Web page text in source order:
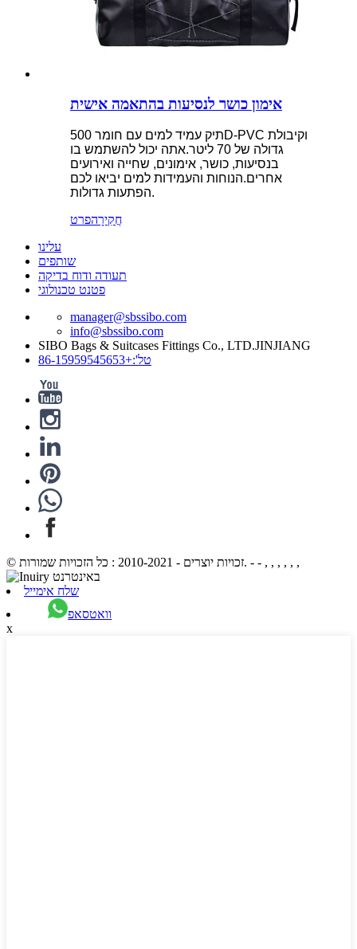
אימון כושר לנסיעות בהתאמה אישית
תיק עמיד למים עם חומר 500D-PVC וקיבולת
גדולה של 70 ליטר.אתה יכול להשתמש בו
בנסיעות, כושר, אימונים, שחייה ואירועים
אחרים.הנוחות והעמידות למים יביאו לכם
הפתעות גדולות.
חֲקִירָהפרט
עלינו
שותפים
תעודה ודוח בדיקה
פטנט טכנולוגי
manager@sbssibo.com
info@sbssibo.com
SIBO Bags & Suitcases Fittings Co., LTD.JINJIANG
טל':+86-15959545653
© זכויות יוצרים - 2010-2021 : כל הזכויות שמורות. - - , , , , , ,
שלח אימייל
וואטסאפ
x